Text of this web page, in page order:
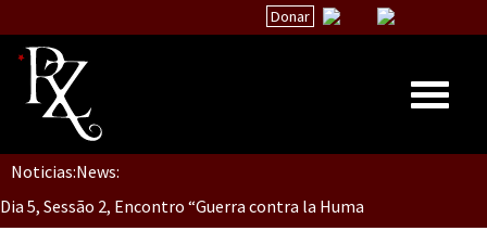
Donar
Inicio
Quiénes Somos
Noticias:News:
Dia 5, Sessão 2, Encontro “Guerra contra la Humanidad”
Dia 5, sessão 1, do Encontro “Guerra contra a Humanidade”(As